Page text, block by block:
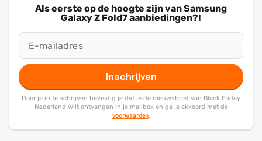
Als eerste op de hoogte zijn van Samsung
Galaxy Z Fold7 aanbiedingen?!
Inschrijven
Door je in te schrijven bevestig je dat je de nieuwsbrief van Black Friday
Nederland wilt ontvangen in je mailbox en ga je akkoord met de
voorwaarden.